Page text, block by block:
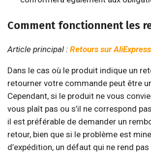
Comment fonctionnent les
Article principal : Retours sur AliExpress
Dans le cas où le produit indique un
retourner votre commande peut être
Cependant, si le produit ne vous
vous plaît pas ou s’il ne correspond
il est préférable de demander un
retour, bien que si le problème est
d’expédition, un défaut qui ne rend